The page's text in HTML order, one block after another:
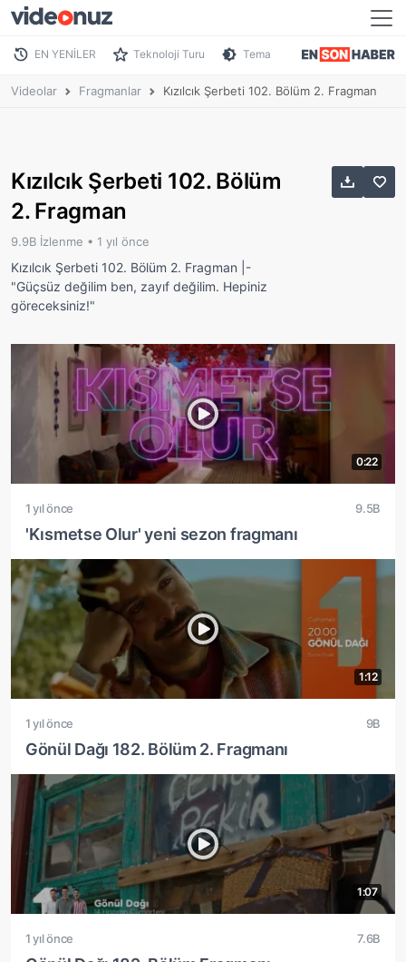
EN YENİLER Teknoloji Turu Tema
Videolar Fragmanlar Kızılcık Şerbeti 102. Bölüm 2. Fragman
Kızılcık Şerbeti 102. Bölüm
2. Fragman
9.9B İzlenme • 1 yıl önce
Kızılcık Şerbeti 102. Bölüm 2. Fragman |-
"Güçsüz değilim ben, zayıf değilim. Hepiniz
göreceksiniz!"
0:22
1 yıl önce 9.5B
'Kısmetse Olur' yeni sezon fragmanı
1:12
1 yıl önce 9B
Gönül Dağı 182. Bölüm 2. Fragmanı
1:07
1 yıl önce 7.6B